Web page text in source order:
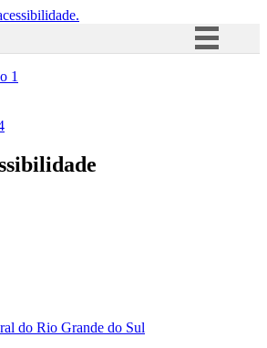
Acesso à informação
1
do Rio Grande do Sul